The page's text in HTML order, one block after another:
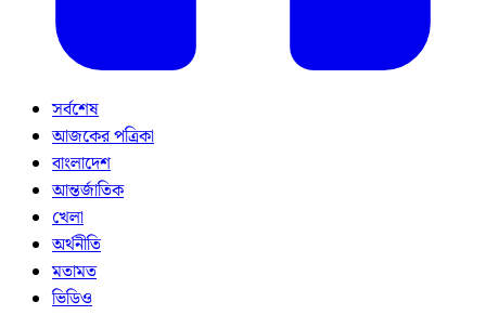
সর্বশেষ
আজকের পত্রিকা
বাংলাদেশ
আন্তর্জাতিক
খেলা
অর্থনীতি
মতামত
ভিডিও